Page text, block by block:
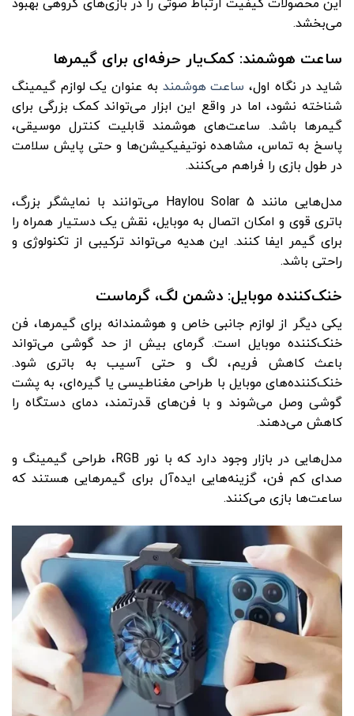
این محصولات کیفیت ارتباط صوتی را در بازی‌های گروهی بهبود
می‌بخشد.
ساعت هوشمند: کمک‌یار حرفه‌ای برای گیمرها
شاید در نگاه اول، ساعت هوشمند به‌ عنوان یک لوازم گیمینگ
شناخته نشود، اما در واقع این ابزار می‌تواند کمک بزرگی برای
گیمرها باشد. ساعت‌های هوشمند قابلیت کنترل موسیقی،
پاسخ به تماس، مشاهده نوتیفیکیشن‌ها و حتی پایش سلامت
در طول بازی را فراهم می‌کنند.
مدل‌هایی مانند Haylou Solar 5 می‌توانند با نمایشگر بزرگ،
باتری قوی و امکان اتصال به موبایل، نقش یک دستیار همراه را
برای گیمر ایفا کنند. این هدیه می‌تواند ترکیبی از تکنولوژی و
راحتی باشد.
خنک‌کننده موبایل: دشمن لگ، گرماست
یکی دیگر از لوازم جانبی خاص و هوشمندانه برای گیمرها، فن
خنک‌کننده موبایل است. گرمای بیش از حد گوشی می‌تواند
باعث کاهش فریم، لگ و حتی آسیب به باتری شود.
خنک‌کننده‌های موبایل با طراحی مغناطیسی یا گیره‌ای، به پشت
گوشی وصل می‌شوند و با فن‌های قدرتمند، دمای دستگاه را
کاهش می‌دهند.
مدل‌هایی در بازار وجود دارد که با نور RGB، طراحی گیمینگ و
صدای کم فن، گزینه‌هایی ایده‌آل برای گیمرهایی هستند که
ساعت‌ها بازی می‌کنند.